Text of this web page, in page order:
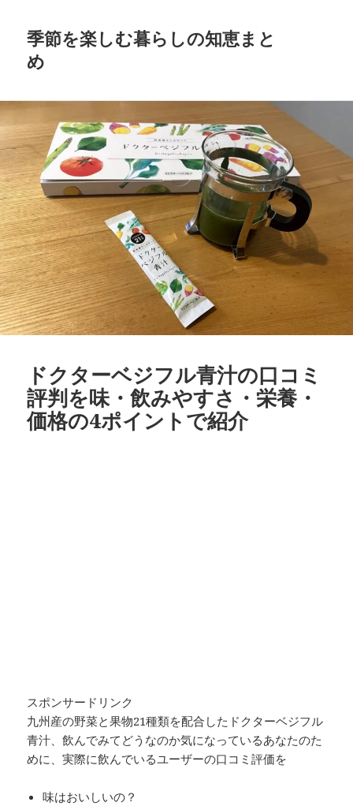
季節を楽しむ暮らしの知恵まと
め
ドクターベジフル青汁の口コミ
評判を味・飲みやすさ・栄養・
価格の4ポイントで紹介
スポンサードリンク
九州産の野菜と果物21種類を配合したドクターベジフル
青汁、飲んでみてどうなのか気になっているあなたのた
めに、実際に飲んでいるユーザーの口コミ評価を
味はおいしいの？